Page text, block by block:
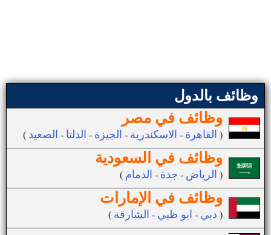
وظائف بالدول
وظائف في مصر
( القاهرة - الاسكندرية - الجيزة - الدلتا - الصعيد )
وظائف في السعودية
( الرياض - جدة - الدمام )
وظائف في الإمارات
( دبي - ابو ظبي - الشارقة )